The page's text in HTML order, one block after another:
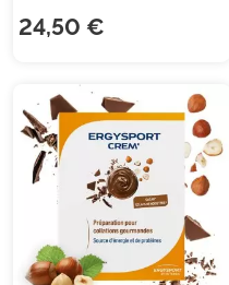
24,50 €